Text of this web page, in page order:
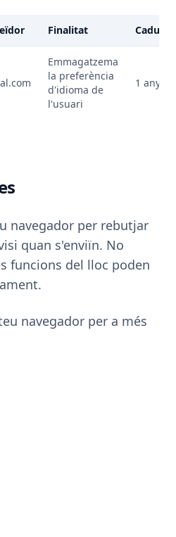
Finalitat
Emmagatzema
la preferència
d'idioma de
l'usuari
1 any
navegador per rebutjar
quan s'enviïn. No
funcions del lloc poden
navegador per a més